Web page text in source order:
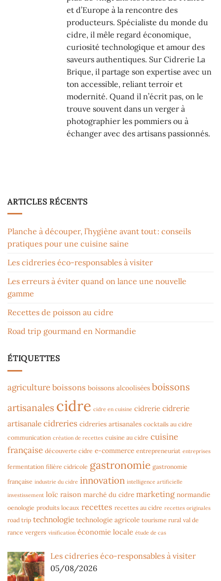
et d’Europe à la rencontre des
producteurs. Spécialiste du monde du
cidre, il mêle regard économique,
curiosité technologique et amour des
saveurs authentiques. Sur Cidrerie La
Brique, il partage son expertise avec un
ton accessible, reliant terroir et
modernité. Quand il n’écrit pas, on le
trouve souvent dans un verger à
photographier les pommiers ou à
échanger avec des artisans passionnés.
ARTICLES RÉCENTS
Planche à découper, l’hygiène avant tout : conseils
pratiques pour une cuisine saine
Les cidreries éco-responsables à visiter
Les erreurs à éviter quand on lance une nouvelle
gamme
Recettes de poisson au cidre
Road trip gourmand en Normandie
ÉTIQUETTES
agriculture boissons boissons alcoolisées boissons
artisanales cidre cidre en cuisine cidrerie cidrerie
artisanale cidreries cidreries artisanales cocktails au cidre
communication création de recettes cuisine au cidre cuisine
française découverte cidre e-commerce entrepreneuriat entreprises
fermentation filière cidricole gastronomie gastronomie
française industrie du cidre innovation intelligence artificielle
investissement loïc raison marché du cidre marketing normandie
oenologie produits locaux recettes recettes au cidre recettes originales
road trip technologie technologie agricole tourisme rural val de
rance vergers vinification économie locale étude de cas
Les cidreries éco-responsables à visiter
05/08/2026